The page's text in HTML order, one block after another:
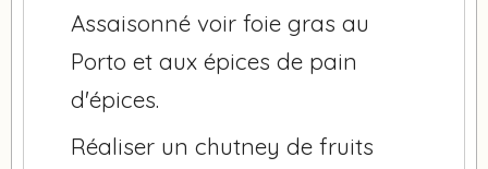
Assaisonné voir foie gras au
Porto et aux épices de pain
d'épices.
Réaliser un chutney de fruits